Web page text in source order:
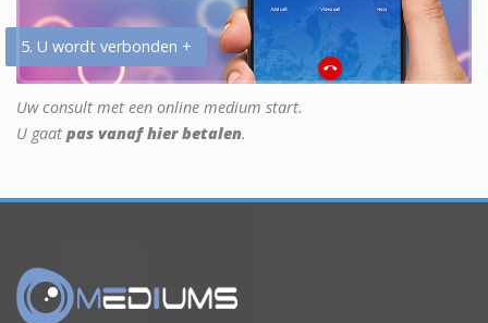
5. U wordt verbonden +
Uw consult met een online medium start.
U gaat pas vanaf hier betalen.